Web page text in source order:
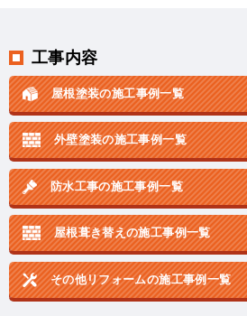
工事内容
屋根塗装の施工事例一覧
外壁塗装の施工事例一覧
防水工事の施工事例一覧
屋根葺き替えの施工事例一覧
その他リフォームの施工事例一覧